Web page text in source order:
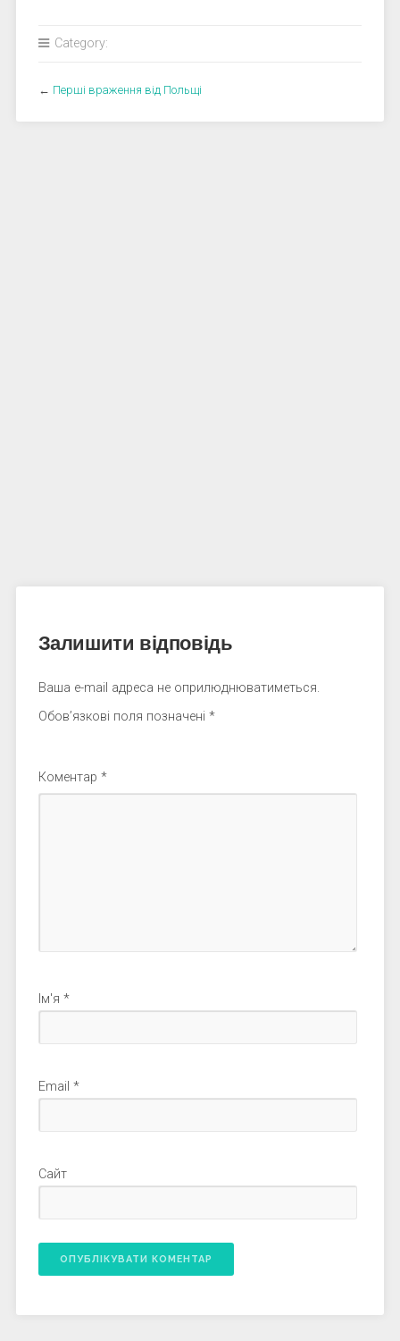
Category:
← Перші враження від Польщі
Залишити відповідь
Ваша e-mail адреса не оприлюднюватиметься.
Обов’язкові поля позначені *
Коментар *
Ім'я *
Email *
Сайт